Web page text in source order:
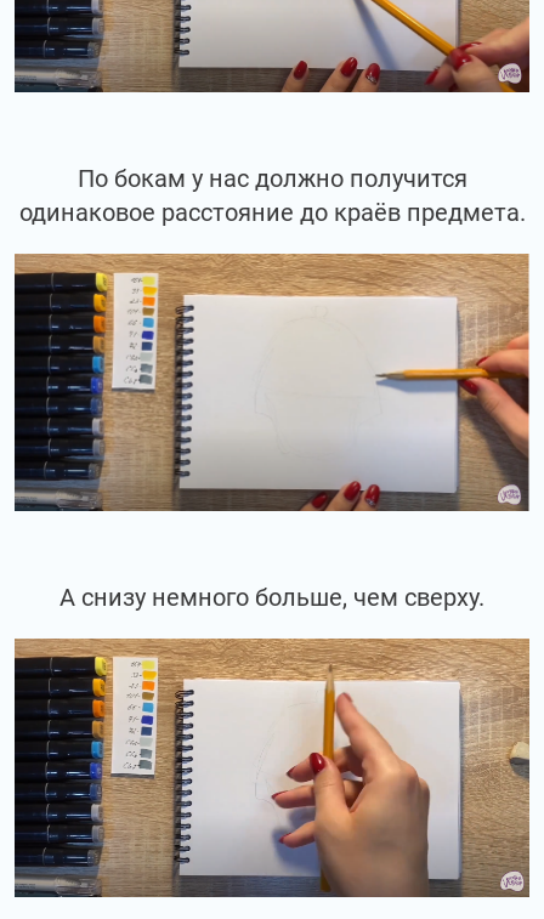
По бокам у нас должно получится
одинаковое расстояние до краёв предмета.
А снизу немного больше, чем сверху.